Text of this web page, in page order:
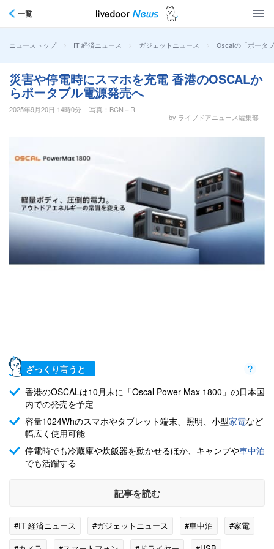
一覧
ニューストップ > IT 経済ニュース > ガジェットニュース > Oscalの「ポータ
災害や停電時にスマホを充電 香港のOSCALか
らポータブル電源発売へ
2025年9月20日 14時0分
写真：BCN＋R
by ライブドアニュース編集部
ざっくり言うと
香港のOSCALは10月末に「Oscal Power Max 1800」の日本国
内での発売を予定
容量1024Whのスマホやタブレット端末、照明、小型家電など
幅広く使用可能
停電時でも冷蔵庫や炊飯器を動かせるほか、キャンプや車中泊
でも活躍する
記事を読む
#IT 経済ニュース #ガジェットニュース #車中泊
#家電